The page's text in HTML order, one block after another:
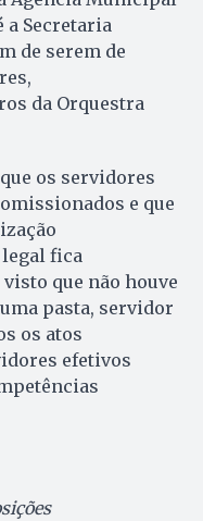
a Secretaria
de serem de
da Orquestra
os servidores
e que
fica
que não houve
pasta, servidor
os atos
efetivos